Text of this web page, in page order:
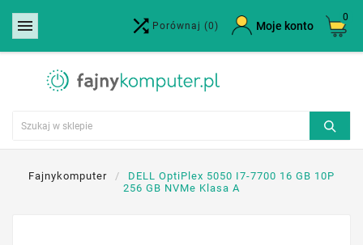
  Porównaj (0) Moje konto
0
Fajnykomputer
DELL OptiPlex 5050 I7-7700 16 GB 10P
256 GB NVMe Klasa A
Utwórz listę życzeń ×
Nazwa listy życzeń
Anuluj Utwórz listę życzeń